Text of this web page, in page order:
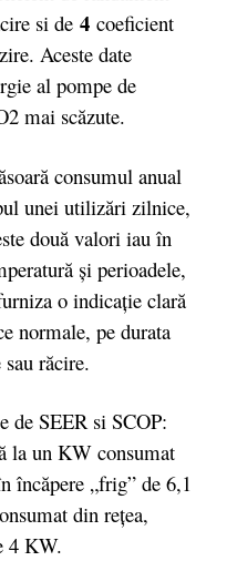
si de 4 coeficient
Aceste date
al pompe de
mai scăzute.
consumul anual
unei utilizări zilnice,
două valori iau în
şi perioadele,
o indicaţie clară
normale, pe durata
răcire.
SEER si SCOP:
la un KW consumat
încăpere „frig” de 6,1
din reţea,
4 KW.